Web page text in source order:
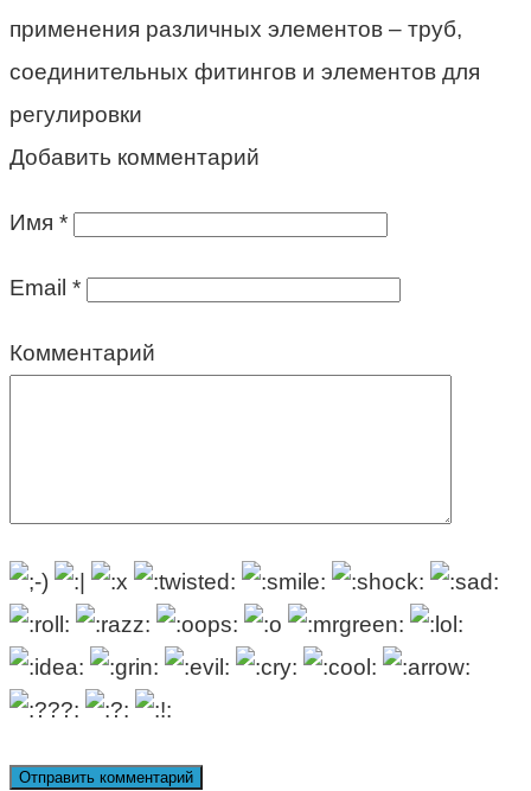
применения различных элементов – труб,
соединительных фитингов и элементов для
регулировки
Добавить комментарий
Имя *
Email *
Комментарий